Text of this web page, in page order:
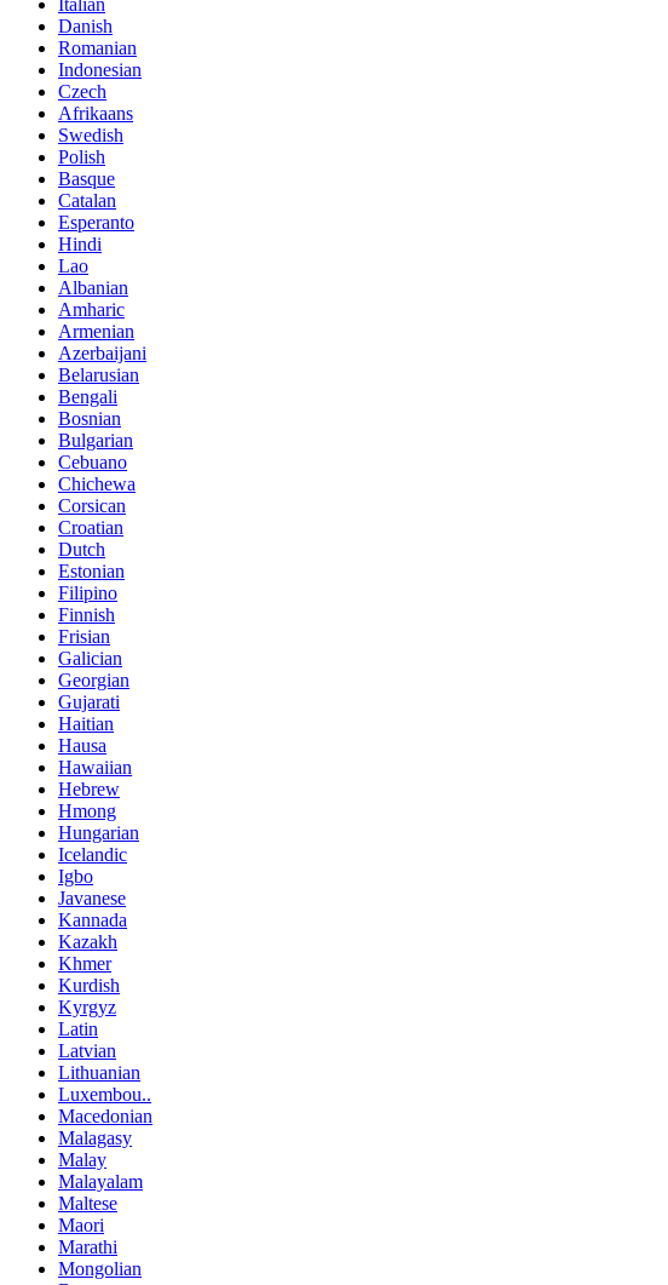
Italian
Danish
Romanian
Indonesian
Czech
Afrikaans
Swedish
Polish
Basque
Catalan
Esperanto
Hindi
Lao
Albanian
Amharic
Armenian
Azerbaijani
Belarusian
Bengali
Bosnian
Bulgarian
Cebuano
Chichewa
Corsican
Croatian
Dutch
Estonian
Filipino
Finnish
Frisian
Galician
Georgian
Gujarati
Haitian
Hausa
Hawaiian
Hebrew
Hmong
Hungarian
Icelandic
Igbo
Javanese
Kannada
Kazakh
Khmer
Kurdish
Kyrgyz
Latin
Latvian
Lithuanian
Luxembou..
Macedonian
Malagasy
Malay
Malayalam
Maltese
Maori
Marathi
Mongolian